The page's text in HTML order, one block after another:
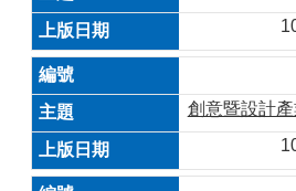
創意暨設計